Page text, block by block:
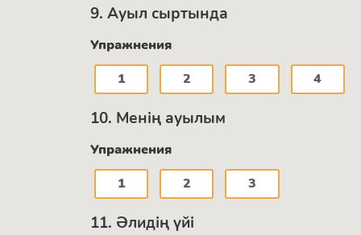
9. Ауыл сыртында
Упражнения
1
2 3 4
10. Менің ауылым
Упражнения
1
2 3
11. Әлидің үйі